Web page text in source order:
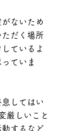
ないため
だく場所
ているよ
ていま
してはい
厳しいこと
動するなど